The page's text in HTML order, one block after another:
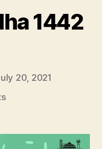
1442
20, 2021